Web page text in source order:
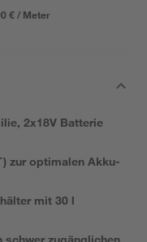
€ / Meter
2x18V Batterie
zur optimalen Akku-
mit 30 l
schwer zugänglichen